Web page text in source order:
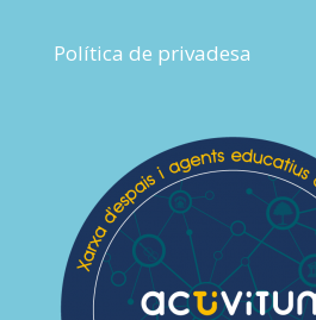
Política de privadesa